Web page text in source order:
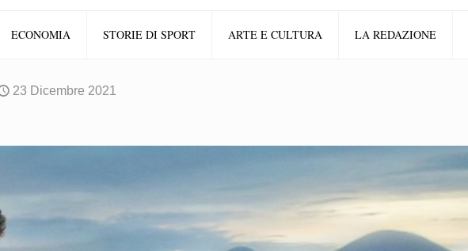
ECONOMIA STORIE DI SPORT ARTE E CULTURA LA REDAZIONE
23 Dicembre 2021